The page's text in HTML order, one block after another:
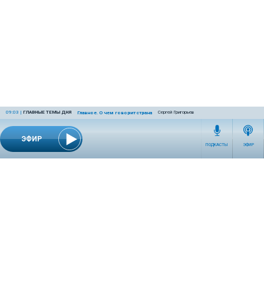
ЭФИР
09:03 | ГЛАВНЫЕ ТЕМЫ ДНЯ Главное. О чем говорит страна Сергей Григорьев
ПОДКАСТЫ ЭФИР